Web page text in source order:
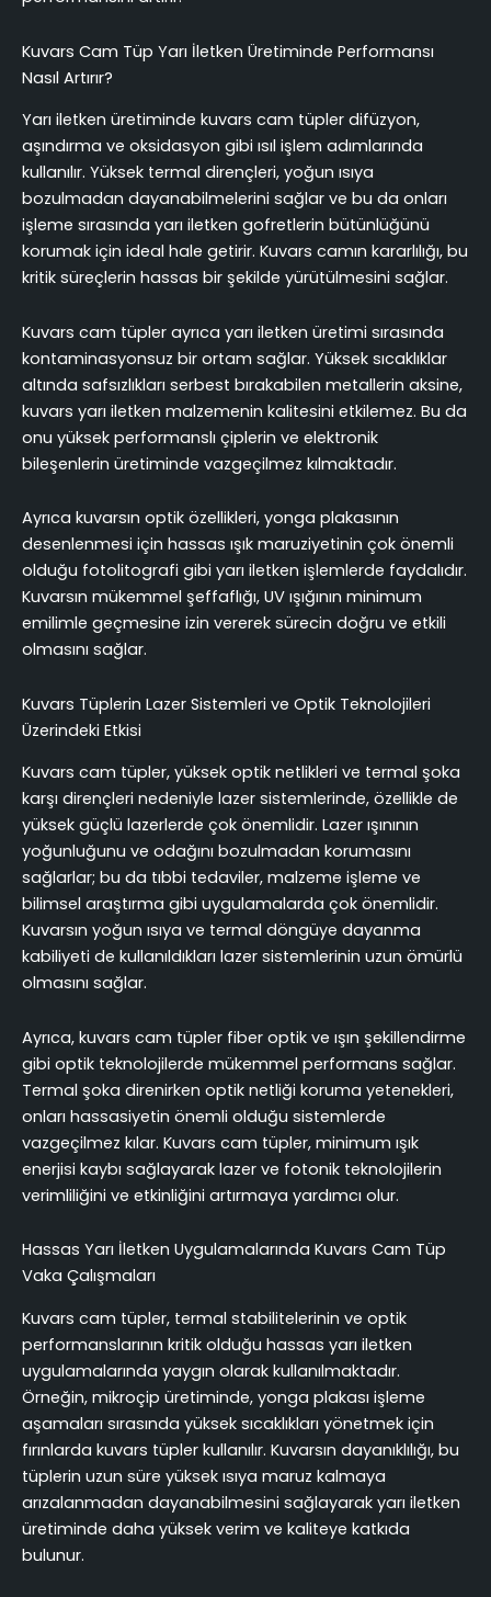
Kuvars Cam Tüp Yarı İletken Üretiminde Performansı
Nasıl Artırır?
Yarı iletken üretiminde kuvars cam tüpler difüzyon,
aşındırma ve oksidasyon gibi ısıl işlem adımlarında
kullanılır. Yüksek termal dirençleri, yoğun ısıya
bozulmadan dayanabilmelerini sağlar ve bu da onları
işleme sırasında yarı iletken gofretlerin bütünlüğünü
korumak için ideal hale getirir. Kuvars camın kararlılığı, bu
kritik süreçlerin hassas bir şekilde yürütülmesini sağlar.
Kuvars cam tüpler ayrıca yarı iletken üretimi sırasında
kontaminasyonsuz bir ortam sağlar. Yüksek sıcaklıklar
altında safsızlıkları serbest bırakabilen metallerin aksine,
kuvars yarı iletken malzemenin kalitesini etkilemez. Bu da
onu yüksek performanslı çiplerin ve elektronik
bileşenlerin üretiminde vazgeçilmez kılmaktadır.
Ayrıca kuvarsın optik özellikleri, yonga plakasının
desenlenmesi için hassas ışık maruziyetinin çok önemli
olduğu fotolitografi gibi yarı iletken işlemlerde faydalıdır.
Kuvarsın mükemmel şeffaflığı, UV ışığının minimum
emilimle geçmesine izin vererek sürecin doğru ve etkili
olmasını sağlar.
Kuvars Tüplerin Lazer Sistemleri ve Optik Teknolojileri
Üzerindeki Etkisi
Kuvars cam tüpler, yüksek optik netlikleri ve termal şoka
karşı dirençleri nedeniyle lazer sistemlerinde, özellikle de
yüksek güçlü lazerlerde çok önemlidir. Lazer ışınının
yoğunluğunu ve odağını bozulmadan korumasını
sağlarlar; bu da tıbbi tedaviler, malzeme işleme ve
bilimsel araştırma gibi uygulamalarda çok önemlidir.
Kuvarsın yoğun ısıya ve termal döngüye dayanma
kabiliyeti de kullanıldıkları lazer sistemlerinin uzun ömürlü
olmasını sağlar.
Ayrıca, kuvars cam tüpler fiber optik ve ışın şekillendirme
gibi optik teknolojilerde mükemmel performans sağlar.
Termal şoka direnirken optik netliği koruma yetenekleri,
onları hassasiyetin önemli olduğu sistemlerde
vazgeçilmez kılar. Kuvars cam tüpler, minimum ışık
enerjisi kaybı sağlayarak lazer ve fotonik teknolojilerin
verimliliğini ve etkinliğini artırmaya yardımcı olur.
Hassas Yarı İletken Uygulamalarında Kuvars Cam Tüp
Vaka Çalışmaları
Kuvars cam tüpler, termal stabilitelerinin ve optik
performanslarının kritik olduğu hassas yarı iletken
uygulamalarında yaygın olarak kullanılmaktadır.
Örneğin, mikroçip üretiminde, yonga plakası işleme
aşamaları sırasında yüksek sıcaklıkları yönetmek için
fırınlarda kuvars tüpler kullanılır. Kuvarsın dayanıklılığı, bu
tüplerin uzun süre yüksek ısıya maruz kalmaya
arızalanmadan dayanabilmesini sağlayarak yarı iletken
üretiminde daha yüksek verim ve kaliteye katkıda
bulunur.